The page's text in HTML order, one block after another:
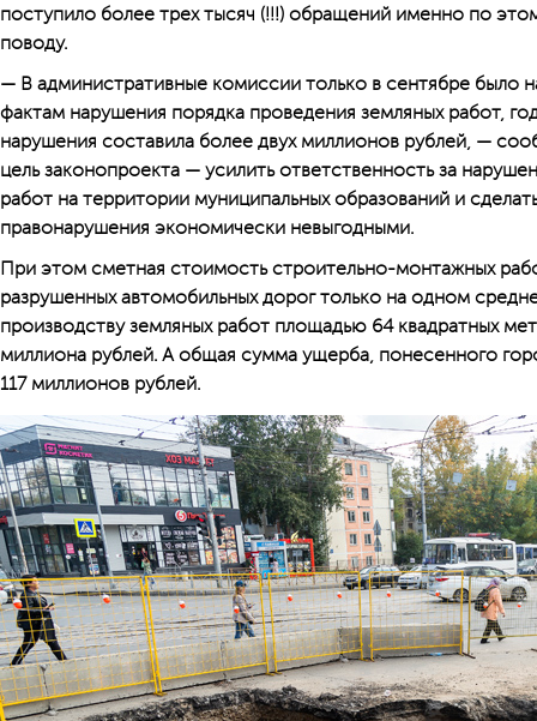
поступило более трех тысяч (!!!) обращений именно по
поводу.
— В административные комиссии только в сентябре было
фактам нарушения порядка проведения земляных работ,
нарушения составила более двух миллионов рублей, —
цель законопроекта — усилить ответственность за
работ на территории муниципальных образований и
правонарушения экономически невыгодными.
При этом сметная стоимость строительно-монтажных
разрушенных автомобильных дорог только на одном
производству земляных работ площадью 64 квадратных
миллиона рублей. А общая сумма ущерба, понесенного
117 миллионов рублей.